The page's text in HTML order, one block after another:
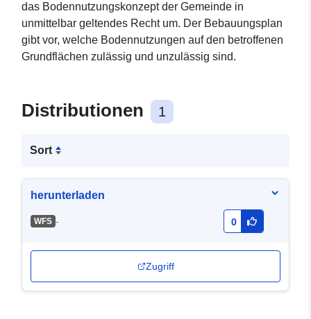
das Bodennutzungskonzept der Gemeinde in
unmittelbar geltendes Recht um. Der Bebauungsplan
gibt vor, welche Bodennutzungen auf den betroffenen
Grundflächen zulässig und unzulässig sind.
Distributionen 1
Sort
herunterladen
WFS - 0
Zugriff